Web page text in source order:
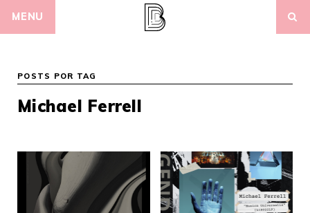
MENU
POSTS POR TAG
Michael Ferrell